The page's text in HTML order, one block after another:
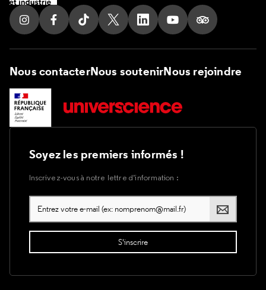
Suivez nous sur Instagram
Suivez nous sur Facebook
Suivez nous sur Tik Tok
Suivez nous sur X
Suivez nous sur LinkedIn
Suivez nous sur
Suivez nous
Nous contacterNous soutenirNous rejoindre
Soyez les premiers informés !
Inscrivez-vous à notre lettre d’information :